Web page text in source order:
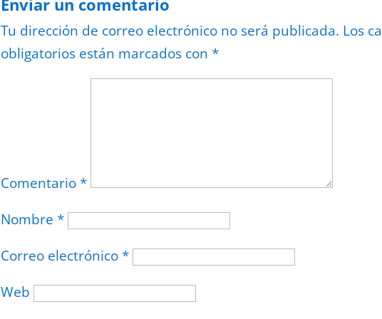
Enviar un comentario
Tu dirección de correo electrónico no será publicada. Los
obligatorios están marcados con *
Comentario *
Nombre *
Correo electrónico *
Web